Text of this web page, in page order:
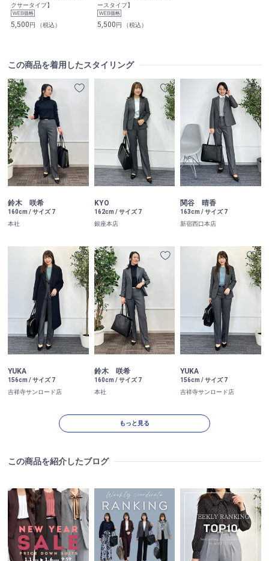
クサータイプ】
5,500円 （税込）
ースタイプ】
5,500円 （税込）
この商品を着用したスタイリング
鈴木 咲希
160cm / サイズ 7
本社
KYO
162cm / サイズ 7
銀座本店
関谷 晴香
163cm / サイズ 7
新宿西口本店
YUKA
156cm / サイズ 7
吉祥寺サンロード店
鈴木 咲希
160cm / サイズ 7
本社
YUKA
156cm / サイズ 7
吉祥寺サンロード店
もっと見る
この商品を紹介したブログ